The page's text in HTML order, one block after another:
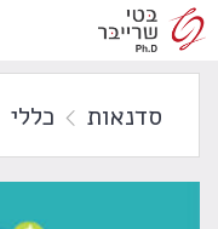
סדנאות כללי